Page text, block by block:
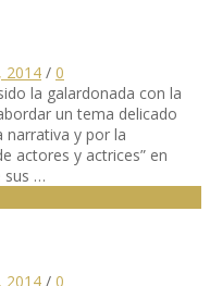
2014 / 0
la galardonada con la
un tema delicado
narrativa y por la
actores y actrices” en
sus …
2014 / 0